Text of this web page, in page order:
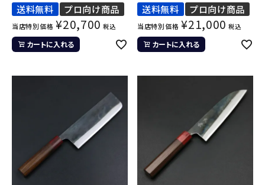
送料無料 プロ向け商品
当店特別価格 ¥20,700 税込
カートに入れる
送料無料 プロ向け商品
当店特別価格 ¥21,000 税込
カートに入れる